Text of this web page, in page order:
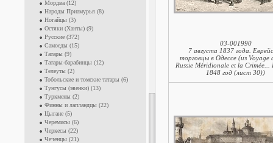
Мордва (12)
Народы Приамурья (8)
Ногайцы (3)
Остяки (Ханты) (9)
Русские (372)
Самоеды (15)
Татары (9)
Татары-барабинцы (12)
Телеуты (2)
Тобольские и томские татары (6)
Тунгусы (эвенки) (13)
Туркмены (2)
Финны и лапландцы (22)
Цыгане (5)
Черемисы (6)
Черкесы (22)
Чеченцы (21)
03-001990
7 августа 1837 года.
торговцы в Одессе (из Voyage
Russie Méridionale et la
1848 год (лист 30))